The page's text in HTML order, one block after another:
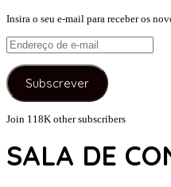
Insira o seu e-mail para receber os
Endereço
de
e-
mail
Subscrever
Join 118K other subscribers
SALA DE